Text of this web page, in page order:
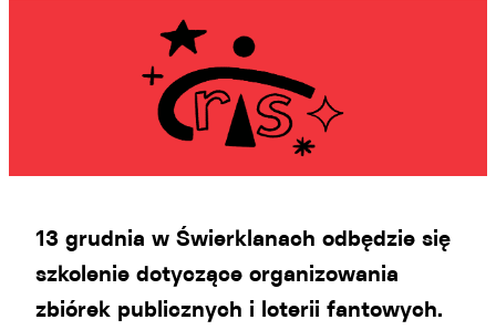
13 grudnia w Świerklanach odbędzie się
szkolenie dotyczące organizowania
zbiórek publicznych i loterii fantowych.